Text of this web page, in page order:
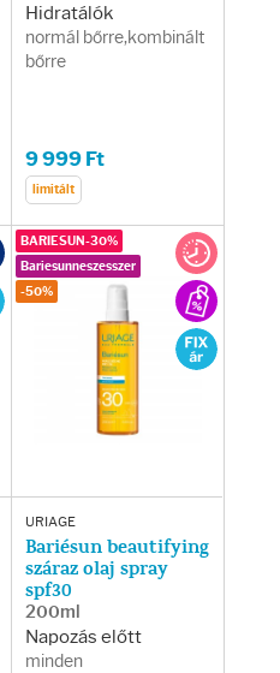
Hidratálók
normál bőrre,kombinált
bőrre
9 999 Ft
limitált
URIAGE
Bariésun beautifying
száraz olaj spray
spf30
200ml
Napozás előtt
minden
BARIESUN-30%
Bariesunneszesszer
-50%